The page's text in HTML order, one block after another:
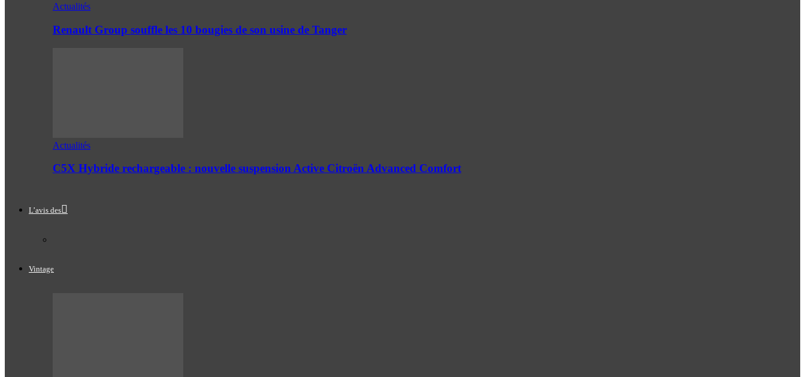
Actualités
Renault Group souffle les 10 bougies de son usine de Tanger
Actualités
C5X Hybride rechargeable : nouvelle suspension Active Citroën Advanced Comfort
L’avis des
Vintage